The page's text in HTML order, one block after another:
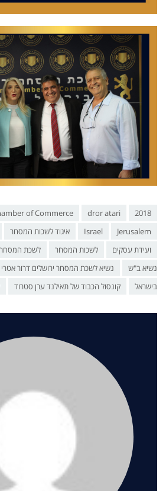
2018
of Commerce
dror atari
Israel
Jerusalem איגוד לשכות המסחר
ועידת עסקים
לשכות המסחר לשכת המסחר
נשיא ב"ש
נשיא לשכת המסחר ירושלים דרור אטרי
בישראל
קונסול הכבוד של תאילנד ערן סטרוד